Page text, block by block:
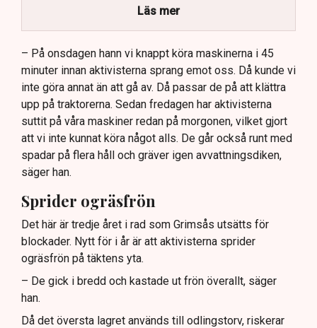
stort ekonomiskt sabotage.
Dialogpolisen på plats står maktlös inför
aktivisternas handlingar.
Frågor kvarstår om finansiering av illegal aktivism.
Läs mer
– På onsdagen hann vi knappt köra maskinerna i 45
minuter innan aktivisterna sprang emot oss. Då kunde vi
inte göra annat än att gå av. Då passar de på att klättra
upp på traktorerna. Sedan fredagen har aktivisterna
suttit på våra maskiner redan på morgonen, vilket gjort
att vi inte kunnat köra något alls. De går också runt med
spadar på flera håll och gräver igen avvattningsdiken,
säger han.
Sprider ogräsfrön
Det här är tredje året i rad som Grimsås utsätts för
blockader. Nytt för i år är att aktivisterna sprider
ogräsfrön på täktens yta.
– De gick i bredd och kastade ut frön överallt, säger
han.
Då det översta lagret används till odlingstorv, riskerar